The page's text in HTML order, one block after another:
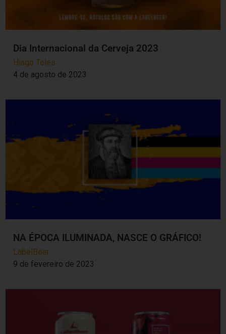
Dia Internacional da Cerveja 2023
Hiago Teles
4 de agosto de 2023
NA ÉPOCA ILUMINADA, NASCE O GRÁFICO!
LabelBeer
9 de fevereiro de 2023